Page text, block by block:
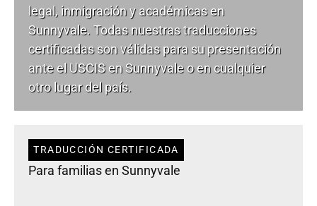
legal, inmigración y académicas en
Sunnyvale. Todas nuestras traducciones
certificadas son válidas para su presentación
ante el USCIS en Sunnyvale o en cualquier
otro lugar del país.
TRADUCCIÓN CERTIFICADA
Para familias en Sunnyvale